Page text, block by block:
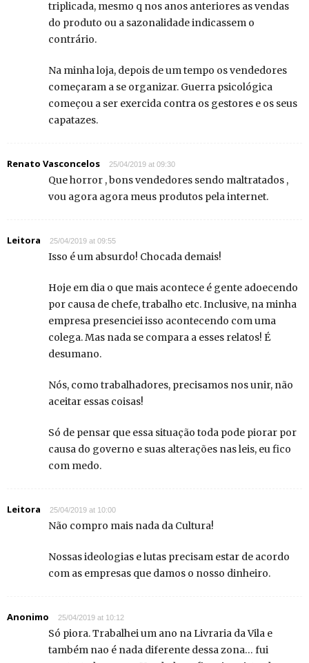
triplicada, mesmo q nos anos anteriores as vendas
do produto ou a sazonalidade indicassem o
contrário.
Na minha loja, depois de um tempo os vendedores
começaram a se organizar. Guerra psicológica
começou a ser exercida contra os gestores e os seus
capatazes.
Renato Vasconcelos 25/04/2019 at 09:30
Que horror , bons vendedores sendo maltratados ,
vou agora agora meus produtos pela internet.
Leitora 25/04/2019 at 09:55
Isso é um absurdo! Chocada demais!
Hoje em dia o que mais acontece é gente adoecendo
por causa de chefe, trabalho etc. Inclusive, na minha
empresa presenciei isso acontecendo com uma
colega. Mas nada se compara a esses relatos! É
desumano.
Nós, como trabalhadores, precisamos nos unir, não
aceitar essas coisas!
Só de pensar que essa situação toda pode piorar por
causa do governo e suas alterações nas leis, eu fico
com medo.
Leitora 25/04/2019 at 10:00
Não compro mais nada da Cultura!
Nossas ideologias e lutas precisam estar de acordo
com as empresas que damos o nosso dinheiro.
Anonimo 25/04/2019 at 10:12
Só piora. Trabalhei um ano na Livraria da Vila e
também nao é nada diferente dessa zona… fui